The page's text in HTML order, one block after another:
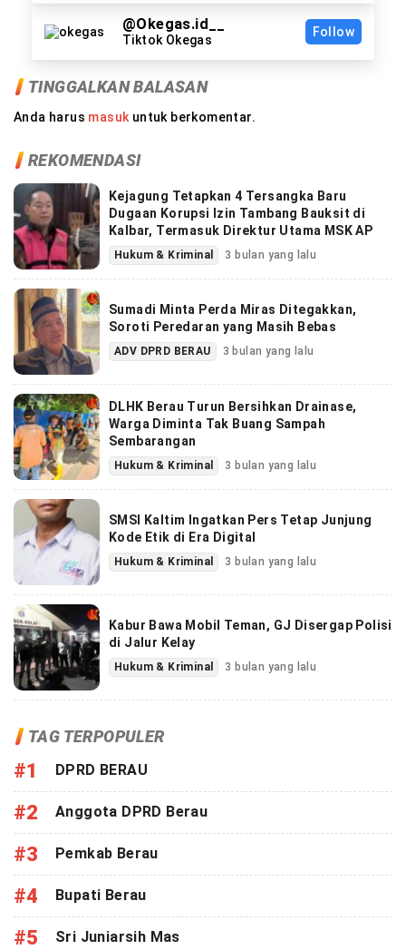
@Okegas.id__
Tiktok Okegas
Follow
TINGGALKAN BALASAN
Anda harus masuk untuk berkomentar.
REKOMENDASI
Kejagung Tetapkan 4 Tersangka Baru
Dugaan Korupsi Izin Tambang Bauksit di
Kalbar, Termasuk Direktur Utama MSK AP
Hukum & Kriminal 3 bulan yang lalu
Sumadi Minta Perda Miras Ditegakkan,
Soroti Peredaran yang Masih Bebas
ADV DPRD BERAU 3 bulan yang lalu
DLHK Berau Turun Bersihkan Drainase,
Warga Diminta Tak Buang Sampah
Sembarangan
Hukum & Kriminal 3 bulan yang lalu
SMSI Kaltim Ingatkan Pers Tetap Junjung
Kode Etik di Era Digital
Hukum & Kriminal 3 bulan yang lalu
Kabur Bawa Mobil Teman, GJ Disergap Polisi
di Jalur Kelay
Hukum & Kriminal 3 bulan yang lalu
TAG TERPOPULER
#1 DPRD BERAU
#2 Anggota DPRD Berau
#3 Pemkab Berau
#4 Bupati Berau
#5 Sri Juniarsih Mas